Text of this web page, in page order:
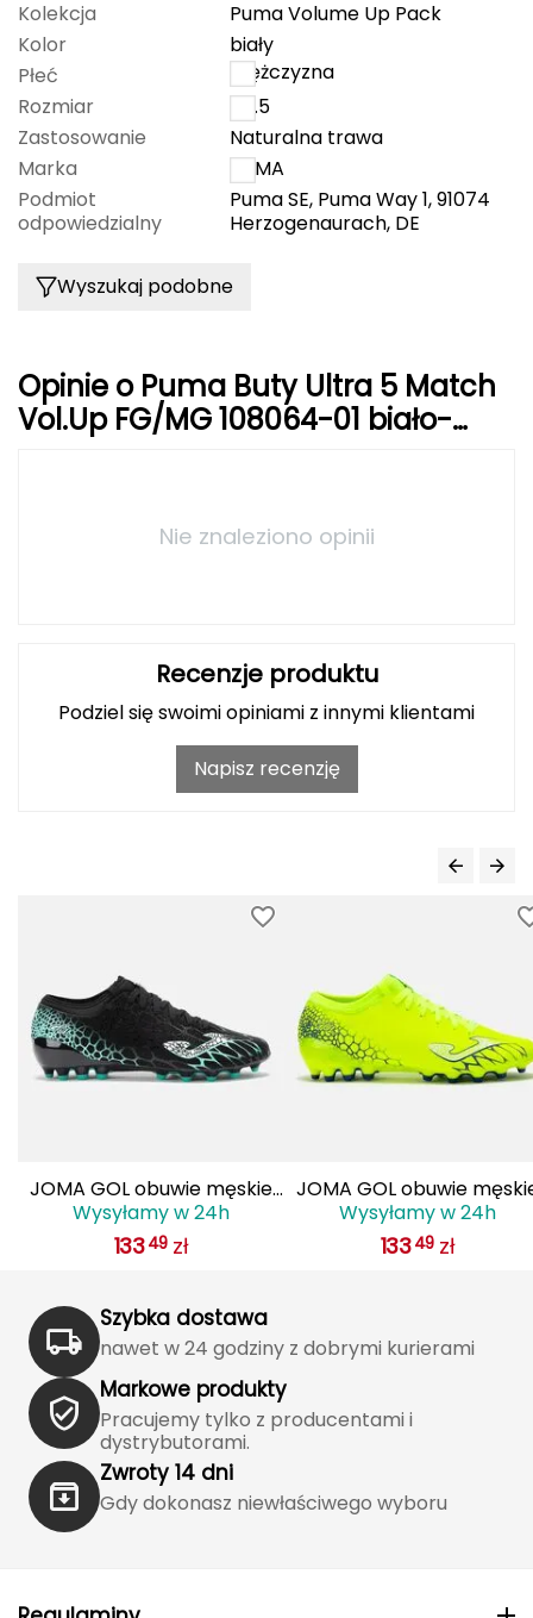
Giro
Grand Trunk
Granger's
Gregory
Grivel
Gumbies
HAGLÖFS
Hydrapak
Icebreaker
Icestorm
Jetboil
K2
KILLTEC
KONG
Kari Traa
Kolekcja
Puma Volume Up Pack
Kolor
biały
Płeć
mężczyzna
Rozmiar
40.5
Zastosowanie
Naturalna trawa
Marka
PUMA
Podmiot
odpowiedzialny
Puma SE, Puma Way 1, 91074
Herzogenaurach, DE
Wyszukaj podobne
Opinie o Puma Buty Ultra 5 Match
Vol.Up FG/MG 108064-01 biało-
Nie znaleziono opinii
Recenzje produktu
Podziel się swoimi opiniami z innymi klientami
Napisz recenzję
JOMA GOL obuwie męskie
do piłki nożnej lanki
GOLS2501AG czarne
Wysyłamy w 24h
13349 zł
JOMA GOL obuwie
do piłki nożnej lanki
GOLS2509AG żółte
Wysyłamy w 24h
13349 zł
Szybka dostawa
nawet w 24 godziny z dobrymi kurierami
Markowe produkty
Pracujemy tylko z producentami i
dystrybutorami.
Zwroty 14 dni
Gdy dokonasz niewłaściwego wyboru